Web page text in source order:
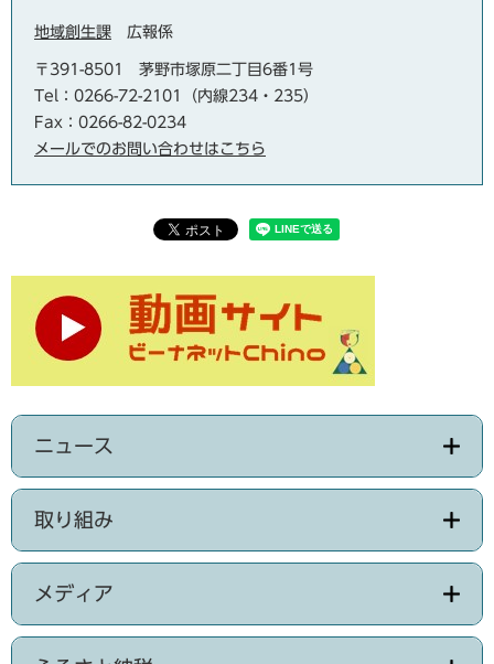
地域創生課 広報係
〒391-8501
茅野市塚原二丁目6番1号
Tel：0266-72-2101（内線234・235）
Fax：0266-82-0234
メールでのお問い合わせはこちら
ニュース
取り組み
メディア